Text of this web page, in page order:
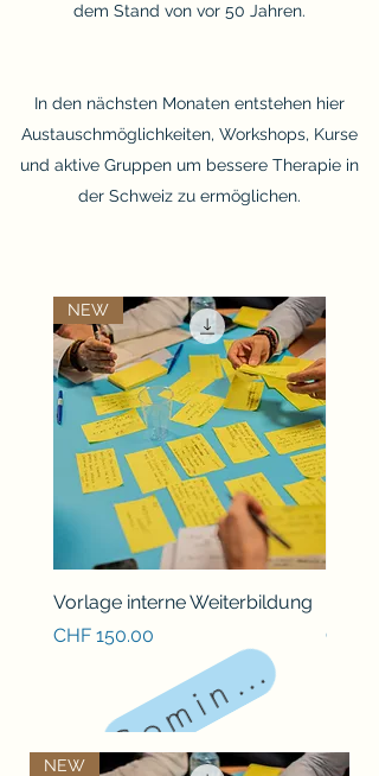
dem Stand von vor 50 Jahren.
In den nächsten Monaten entstehen hier
Austauschmöglichkeiten, Workshops, Kurse
und aktive Gruppen um bessere Therapie in
der Schweiz zu ermöglichen.
NEW
Vorlage interne Weiterbildung
Preis
CHF 150.00
Preis
CHF
Coming soon!
NEW